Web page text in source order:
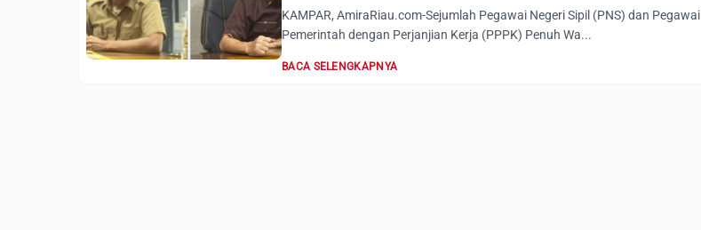
KAMPAR, AmiraRiau.com-Sejumlah Pegawai Negeri Sipil (PNS) dan Pegawai
Pemerintah dengan Perjanjian Kerja (PPPK) Penuh Wa...
BACA SELENGKAPNYA